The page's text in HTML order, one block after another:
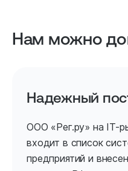
Нам можно
Надежный
ООО «Рег.ру» на IT-
входит в список
предприятий и